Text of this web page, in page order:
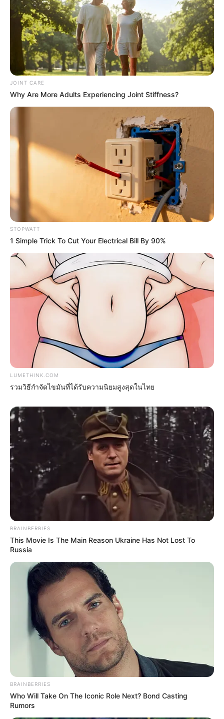
I Bet You Didn't Know It Was Really Happening?
Japan's Greatest Doctors Say Memory Loss Isn't
Age: Just Stop Drinking These 3 Beverages
Feeling Tired? Here's The Trick To Perform Better
Men 45+ Are Trying This To Perform Better
MEDVI
This New Will Give You An Erection After +45
MEDVI
JOINT CARE
Why Are More Adults Experiencing Joint Stiffness?
STOPWATT
1 Simple Trick To Cut Your Electrical Bill By 90%
LUMETHINK.COM
รวมวิธีกำจัดไขมันที่ได้รับความนิยมสูงสุดในไทย
BRAINBERRIES
This Movie Is The Main Reason Ukraine Has Not Lost To
Russia
BRAINBERRIES
Who Will Take On The Iconic Role Next? Bond Casting
Rumors